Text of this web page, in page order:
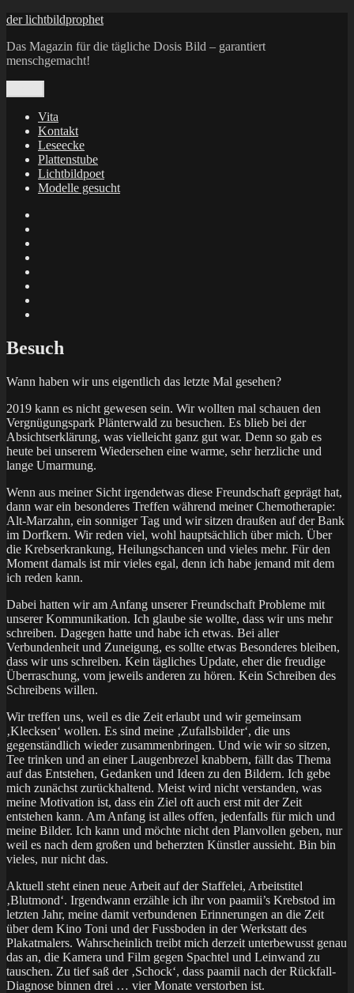
Zum
springen
der lichtbildprophet
Das Magazin für die tägliche Dosis Bild – garantiert
menschgemacht!
Vita
Kontakt
Leseecke
Plattenstube
Lichtbildpoet
Modelle gesucht
Besuch
Wann haben wir uns eigentlich das letzte Mal gesehen?
2019 kann es nicht gewesen sein. Wir wollten mal schauen den
Vergnügungspark Plänterwald zu besuchen. Es blieb bei der
Absichtserklärung, was vielleicht ganz gut war. Denn so gab es
heute bei unserem Wiedersehen eine warme, sehr herzliche und
lange Umarmung.
Wenn aus meiner Sicht irgendetwas diese Freundschaft geprägt hat,
dann war ein besonderes Treffen während meiner Chemotherapie:
Alt-Marzahn, ein sonniger Tag und wir sitzen draußen auf der Bank
im Dorfkern. Wir reden viel, wohl hauptsächlich über mich. Über
die Krebserkrankung, Heilungschancen und vieles mehr. Für den
Moment damals ist mir vieles egal, denn ich habe jemand mit dem
ich reden kann.
Dabei hatten wir am Anfang unserer Freundschaft Probleme mit
unserer Kommunikation. Ich glaube sie wollte, dass wir uns mehr
schreiben. Dagegen hatte und habe ich etwas. Bei aller
Verbundenheit und Zuneigung, es sollte etwas Besonderes bleiben,
dass wir uns schreiben. Kein tägliches Update, eher die freudige
Überraschung, vom jeweils anderen zu hören. Kein Schreiben des
Schreibens willen.
Wir treffen uns, weil es die Zeit erlaubt und wir gemeinsam
‚Klecksen‘ wollen. Es sind meine ‚Zufallsbilder‘, die uns
gegenständlich wieder zusammenbringen. Und wie wir so sitzen,
Tee trinken und an einer Laugenbrezel knabbern, fällt das Thema
auf das Entstehen, Gedanken und Ideen zu den Bildern. Ich gebe
mich zunächst zurückhaltend. Meist wird nicht verstanden, was
meine Motivation ist, dass ein Ziel oft auch erst mit der Zeit
entstehen kann. Am Anfang ist alles offen, jedenfalls für mich und
meine Bilder. Ich kann und möchte nicht den Planvollen geben, nur
weil es nach dem großen und beherzten Künstler aussieht. Bin bin
vieles, nur nicht das.
Aktuell steht einen neue Arbeit auf der Staffelei, Arbeitstitel
‚Blutmond‘. Irgendwann erzähle ich ihr von paamii’s Krebstod im
letzten Jahr, meine damit verbundenen Erinnerungen an die Zeit
über dem Kino Toni und der Fussboden in der Werkstatt des
Plakatmalers. Wahrscheinlich treibt mich derzeit unterbewusst genau
das an, die Kamera und Film gegen Spachtel und Leinwand zu
tauschen. Zu tief saß der ‚Schock‘, dass paamii nach der Rückfall-
Diagnose binnen drei … vier Monate verstorben ist.